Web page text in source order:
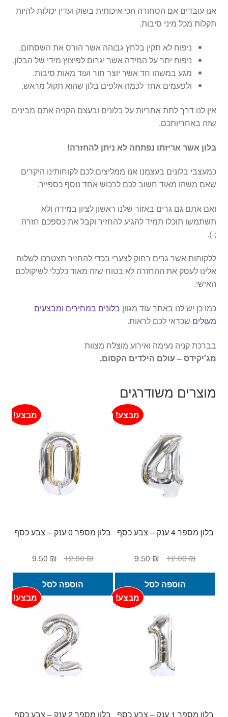
אנו עובדים אם הסחורה הכי איכותית בשוק ועדין יכולות להיות
תקלות מכל מיני סיבות.
ניפוח לא תקין בלחץ גבוהה אשר הורס את השסתום.
ניפוח יתר על המידה אשר יגרום לפיצוץ מידי של הבלון.
מגע במשהו חד אשר יוצר חור ועוד מאות סיבות.
ולפעמים אחד לכמה אלפים בלון שהוא תקול מראש.
אין לנו דרך לתת אחריות על בלונים ובעצם הקניה אתם מבינים
שזה באחריותכם.
בלון אשר אריזתו נפתחה לא ניתן להחזרה!
כמעצבי בלונים בעצמנו אנו ממליצים לכם לקוחותינו היקרים
שאם משהו מאוד חשוב לכם לרכוש אחד נוסף כספייר.
ואם אתם גם גרים באזור שלנו ראשון לציון במידה ולא
תשתמשו תוכלו תמיד להגיע להחזיר וקבל את כספכם חזרה
;-).
ללקוחות אשר גרים רחוק לצערי בכדי להחזיר תצטרכו לשלוח
אלינו לעסק את ההחזרה לא בטוח שזה מאוד כלכלי לשיקולכם
האישי.
כמו כן יש לנו באתר עוד מגוון בלונים במחירים ומבצעים
מעולים שכדאי לכם לראות.
בברכת קניה נעימה ואירוע מוצלח מצוות
מג'יקידס – עולם הילדים הקסום.
מוצרים משודרגים
בלון מספר 4 ענק – צבע כסף
מבצע!
12.00₪
המחיר
המקורי
היה:
12.00 ₪.
9.50 ₪
המחיר
הנוכחי
9.50 ₪.
הוספה לסל
בלון מספר 0 ענק – צבע כסף
מבצע!
12.00₪
המחיר
המקורי
היה:
12.00 ₪.
9.50 ₪
המחיר
הנוכחי
9.50 ₪.
הוספה לסל
בלון מספר 1 ענק – צבע כסף
מבצע!
בלון מספר 2 ענק – צבע כסף
מבצע!